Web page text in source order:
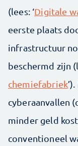
(lees: ‘Digitale
eerste plaats
infrastructuur
beschermd zijn
chemiefabriek
cyberaanvallen
minder geld
conventioneel